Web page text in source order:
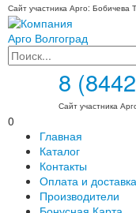
Сайт участника Арго: Бобичева
8
Сайт участника
0
Главная
Каталог
Контакты
Оплата и доставка
Производители